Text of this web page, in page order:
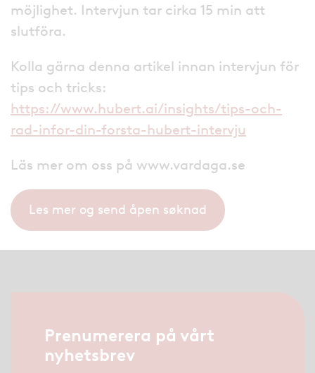
möjlighet. Intervjun tar cirka 15 min att
slutföra.
Kolla gärna denna artikel innan intervjun för
tips och tricks:
https://www.hubert.ai/insights/tips-och-
rad-infor-din-forsta-hubert-intervju
Läs mer om oss på www.vardaga.se
Les mer og send åpen søknad
Prenumerera på vårt
nyhetsbrev